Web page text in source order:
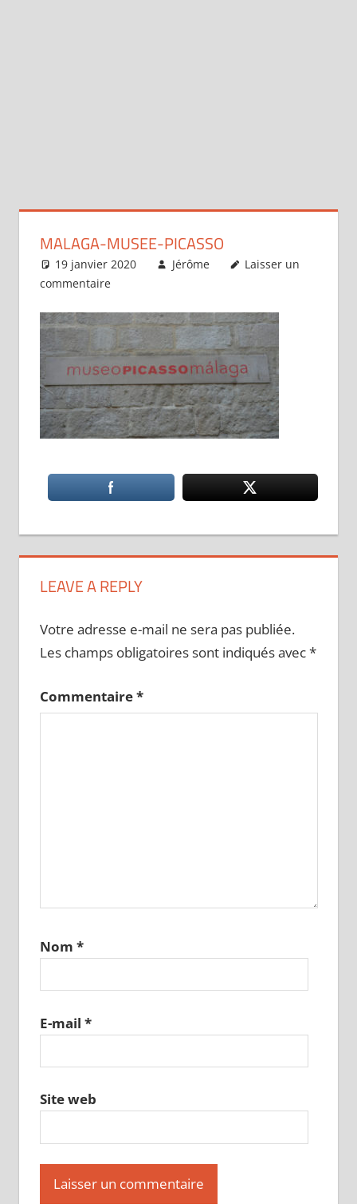
MALAGA-MUSEE-PICASSO
19 janvier 2020 Jérôme
Laisser un
commentaire
LEAVE A REPLY
Votre adresse e-mail ne sera pas publiée.
Les champs obligatoires sont indiqués avec*
Commentaire*
Nom *
E-mail *
Site web